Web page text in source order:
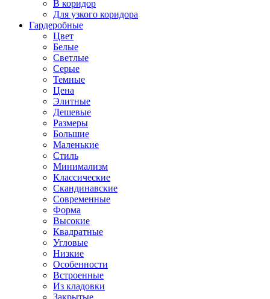
В коридор
Для узкого коридора
Гардеробные
Цвет
Белые
Светлые
Серые
Темные
Цена
Элитные
Дешевые
Размеры
Большие
Маленькие
Стиль
Минимализм
Классические
Скандинавские
Современные
Форма
Высокие
Квадратные
Угловые
Низкие
Особенности
Встроенные
Из кладовки
Закрытые